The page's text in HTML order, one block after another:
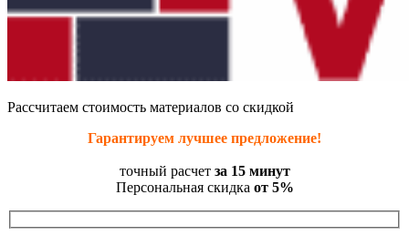
Рассчитаем стоимость материалов со скидкой
Гарантируем лучшее предложение!
точный расчет за 15 минут
Персональная скидка от 5%